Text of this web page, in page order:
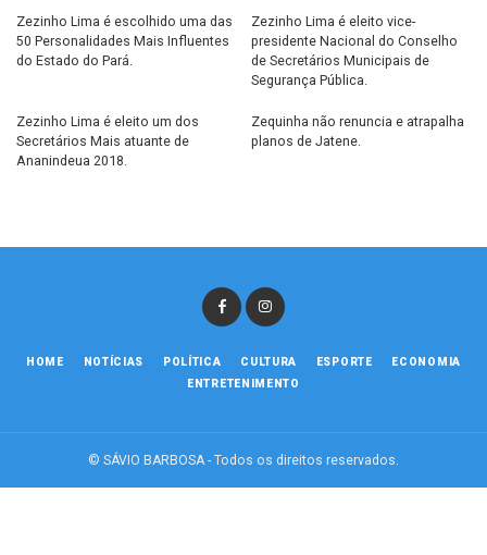
Zezinho Lima é escolhido uma das
50 Personalidades Mais Influentes
do Estado do Pará.
Zezinho Lima é eleito vice-
presidente Nacional do Conselho
de Secretários Municipais de
Segurança Pública.
Zezinho Lima é eleito um dos
Secretários Mais atuante de
Ananindeua 2018.
Zequinha não renuncia e atrapalha
planos de Jatene.
HOME NOTÍCIAS POLÍTICA CULTURA ESPORTE
ECONOMIA
ENTRETENIMENTO
© SÁVIO BARBOSA - Todos os direitos reservados.